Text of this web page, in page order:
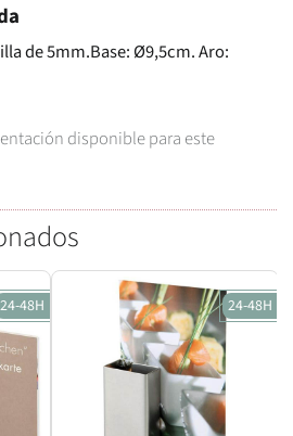
de 5mm.Base: Ø9,5cm. Aro:
disponible para este
24-48H 24-48H